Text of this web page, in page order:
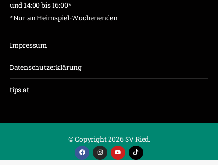
und 14:00 bis 16:00*
*Nur an Heimspiel-Wochenenden
Impressum
Datenschutzerklärung
tips.at
© Copyright 2026 SV Ried.